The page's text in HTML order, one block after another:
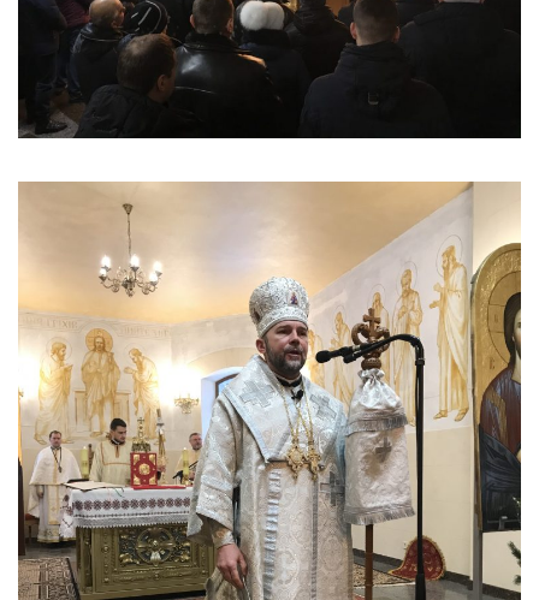
Благовіщення Пресвятої Богородиці (с. Шевченки)
Введення у храм Пресвятої Богородиці (с. Дашківка)
Вознесіння ГНІХ (с. Витівка)
Вознесіння Господнього (м. Кобеляки)
Різдва Пресвятої Богородиці (с. Вільховатка)
Св. Апостола Андрія Первозванного (с. Засулля)
Св. Миколая (с. Деменки)
Успіння Пресвятої Богородиці (м. Кременчук)
Успіння Пресвятої Богородиці (м. Лубни)
Парохії Сумської області
Введення в храм Богородиці (м. Суми)
Матері Божої Неустанної Помочі (м. Охтирка)
Монастирі
Свято-Покровський монастир оо Василіян